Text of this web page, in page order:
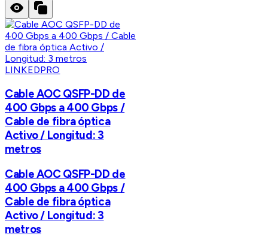
LINKEDPRO
Cable AOC QSFP-DD de
400 Gbps a 400 Gbps /
Cable de fibra óptica
Activo / Longitud: 3
metros
Cable AOC QSFP-DD de
400 Gbps a 400 Gbps /
Cable de fibra óptica
Activo / Longitud: 3
metros